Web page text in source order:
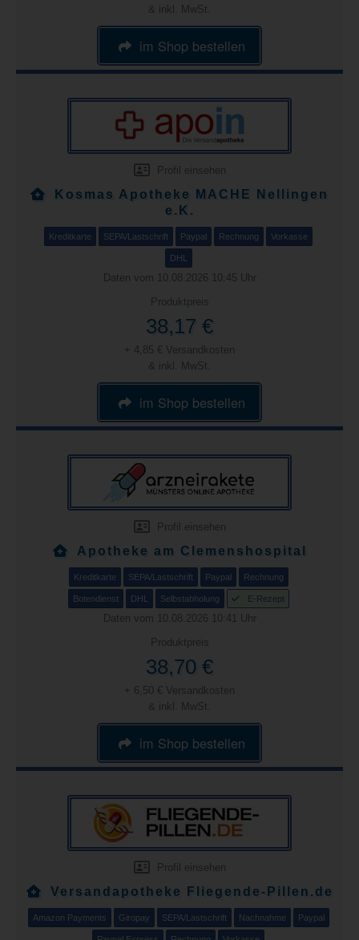
& inkl. MwSt.
im Shop bestellen
Profil einsehen
Kosmas Apotheke MACHE Nellingen
e.K.
Kreditkarte SEPA/Lastschrift Paypal Rechnung Vorkasse
DHL
Daten vom 10.08.2026 10:45 Uhr
Produktpreis
38,17 €
+ 4,85 € Versandkosten
& inkl. MwSt.
im Shop bestellen
Profil einsehen
Apotheke am Clemenshospital
Kreditkarte SEPA/Lastschrift Paypal Rechnung
Botendienst DHL Selbstabholung E-Rezept
Daten vom 10.08.2026 10:41 Uhr
Produktpreis
38,70 €
+ 6,50 € Versandkosten
& inkl. MwSt.
im Shop bestellen
Profil einsehen
Versandapotheke Fliegende-Pillen.de
Amazon Payments Giropay SEPA/Lastschrift Nachnahme Paypal